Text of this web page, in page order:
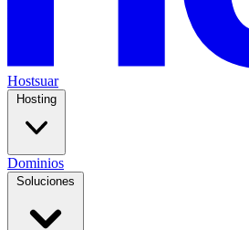
Hostsuar
Hosting
Dominios
Soluciones